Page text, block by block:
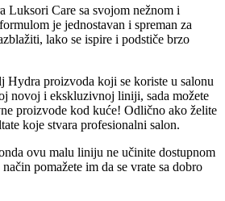
Luksori Care sa svojom nežnom i
je jednostavan i spreman za
lako se ispire i podstiče brzo
Hydra proizvoda koji se koriste u salonu
novoj i ekskluzivnoj liniji, sada možete
proizvode kod kuće! Odlično ako želite
koje stvara profesionalni salon.
ovu malu liniju ne učinite dostupnom
pomažete im da se vrate sa dobro